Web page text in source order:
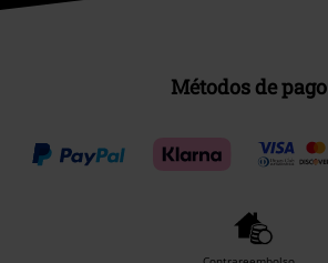
Métodos de pago